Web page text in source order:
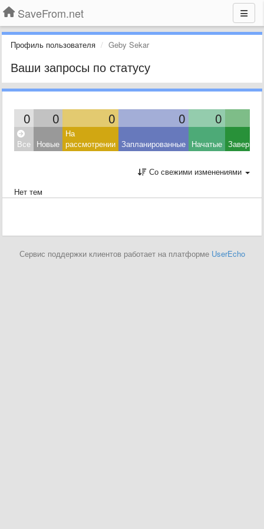
SaveFrom.net
Профиль пользователя Geby Sekar
Ваши запросы по статусу
0 0 0 0 0
Все Новые
На
рассмотрении Запланированные Начатые
Со свежими изменениями
Нет тем
Сервис поддержки клиентов работает на платформе UserEcho